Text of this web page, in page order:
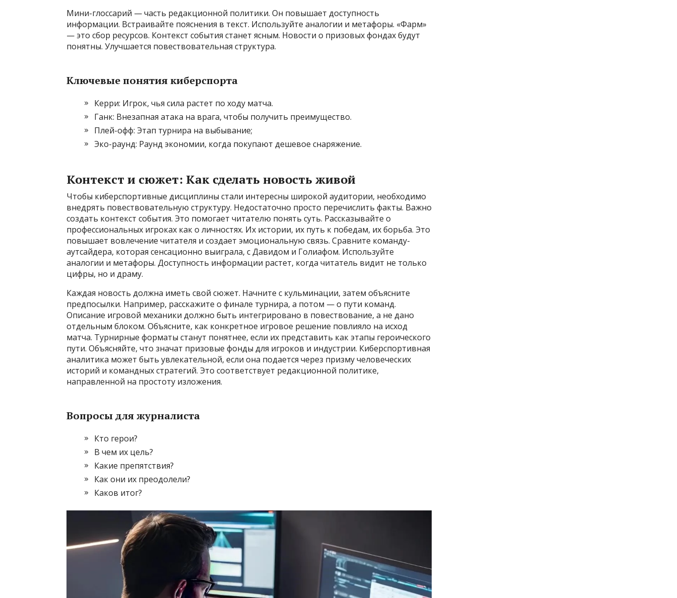
Мини-глоссарий — часть редакционной политики. Он повышает доступность
информации. Встраивайте пояснения в текст. Используйте аналогии и метафоры. «Фарм»
— это сбор ресурсов. Контекст события станет ясным. Новости о призовых фондах будут
понятны. Улучшается повествовательная структура.
Ключевые понятия киберспорта
Керри: Игрок, чья сила растет по ходу матча.
Ганк: Внезапная атака на врага, чтобы получить преимущество.
Плей-офф: Этап турнира на выбывание;
Эко-раунд: Раунд экономии, когда покупают дешевое снаряжение.
Контекст и сюжет: Как сделать новость живой
Чтобы киберспортивные дисциплины стали интересны широкой аудитории, необходимо
внедрять повествовательную структуру. Недостаточно просто перечислить факты. Важно
создать контекст события. Это помогает читателю понять суть. Рассказывайте о
профессиональных игроках как о личностях. Их истории, их путь к победам, их борьба. Это
повышает вовлечение читателя и создает эмоциональную связь. Сравните команду-
аутсайдера, которая сенсационно выиграла, с Давидом и Голиафом. Используйте
аналогии и метафоры. Доступность информации растет, когда читатель видит не только
цифры, но и драму.
Каждая новость должна иметь свой сюжет. Начните с кульминации, затем объясните
предпосылки. Например, расскажите о финале турнира, а потом — о пути команд.
Описание игровой механики должно быть интегрировано в повествование, а не дано
отдельным блоком. Объясните, как конкретное игровое решение повлияло на исход
матча. Турнирные форматы станут понятнее, если их представить как этапы героического
пути. Объясняйте, что значат призовые фонды для игроков и индустрии. Киберспортивная
аналитика может быть увлекательной, если она подается через призму человеческих
историй и командных стратегий. Это соответствует редакционной политике,
направленной на простоту изложения.
Вопросы для журналиста
Кто герои?
В чем их цель?
Какие препятствия?
Как они их преодолели?
Каков итог?